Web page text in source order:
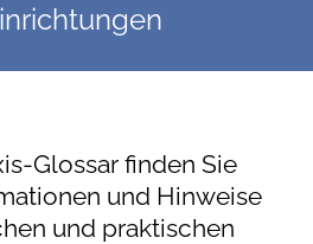
Glossar finden Sie
und Hinweise
und praktischen